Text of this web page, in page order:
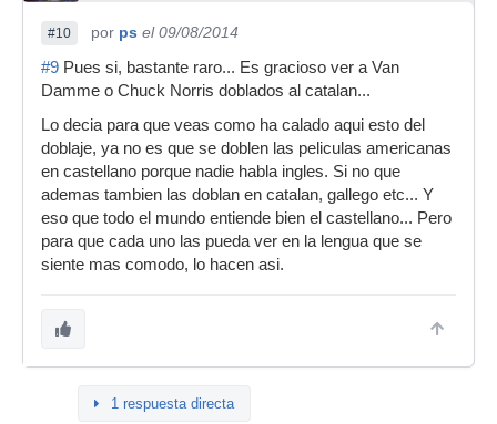
#10 por ps el 09/08/2014
#9 Pues si, bastante raro... Es gracioso ver a Van
Damme o Chuck Norris doblados al catalan...
Lo decia para que veas como ha calado aqui esto del
doblaje, ya no es que se doblen las peliculas americanas
en castellano porque nadie habla ingles. Si no que
ademas tambien las doblan en catalan, gallego etc... Y
eso que todo el mundo entiende bien el castellano... Pero
para que cada uno las pueda ver en la lengua que se
siente mas comodo, lo hacen asi.
1 respuesta directa